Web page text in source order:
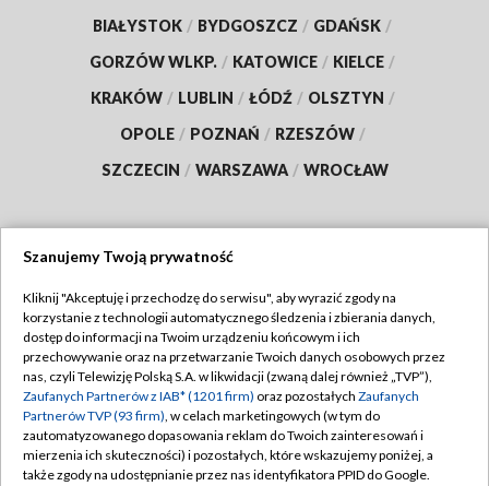
BIAŁYSTOK / BYDGOSZCZ / GDAŃSK /
GORZÓW WLKP. / KATOWICE / KIELCE /
KRAKÓW / LUBLIN / ŁÓDŹ / OLSZTYN /
OPOLE / POZNAŃ / RZESZÓW /
SZCZECIN / WARSZAWA / WROCŁAW
TVP
Abonament TVP
Emisja w TVP
Centrum informacji TVP
Naziemna Telewizja Cyfrowa
Regulamin TVP
Polityka prywatności
Moje zgody
Pomoc
Szanujemy Twoją prywatność
Kliknij "Akceptuję i przechodzę do serwisu", aby wyrazić zgody na
korzystanie z technologii automatycznego śledzenia i zbierania danych,
dostęp do informacji na Twoim urządzeniu końcowym i ich
przechowywanie oraz na przetwarzanie Twoich danych osobowych przez
nas, czyli Telewizję Polską S.A. w likwidacji (zwaną dalej również „TVP”),
Zaufanych Partnerów z IAB* (1201 firm) oraz pozostałych Zaufanych
Partnerów TVP (93 firm), w celach marketingowych (w tym do
zautomatyzowanego dopasowania reklam do Twoich zainteresowań i
mierzenia ich skuteczności) i pozostałych, które wskazujemy poniżej, a
także zgody na udostępnianie przez nas identyfikatora PPID do Google.